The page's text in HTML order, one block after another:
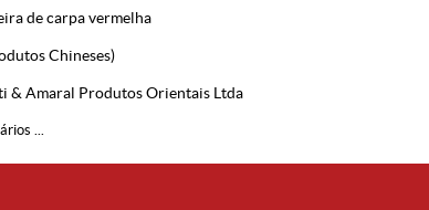
de carpa vermelha
Chineses)
& Amaral Produtos Orientais Ltda
...